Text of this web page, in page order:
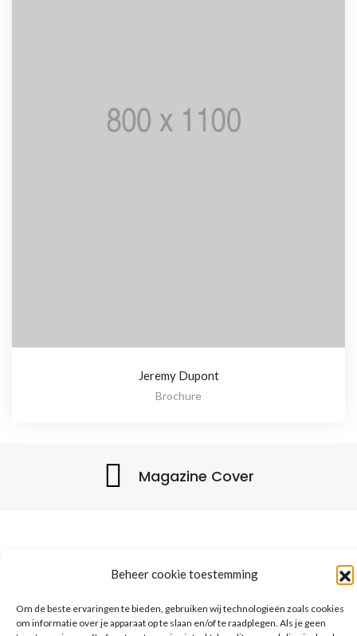
Beheer cookie toestemming
Om de beste ervaringen te bieden, gebruiken wij technologieën zoals cookies
om informatie over je apparaat op te slaan en/of te raadplegen. Als je geen
Jeremy Dupont
Brochure
Magazine Cover